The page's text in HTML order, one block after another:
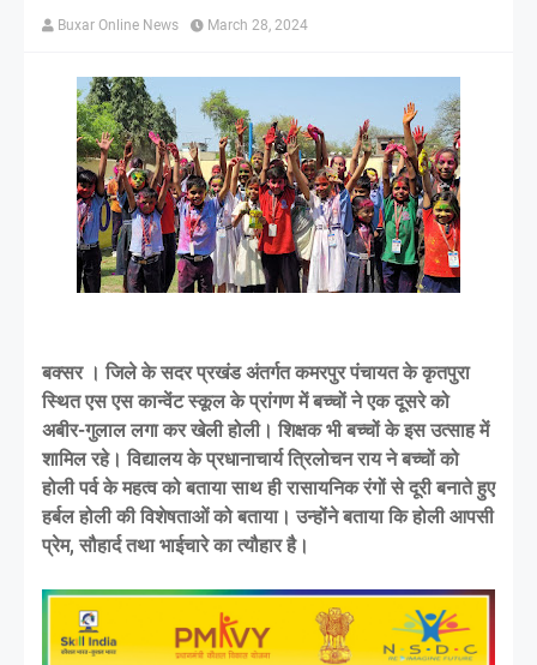
Buxar Online News March 28, 2024
बक्सर । जिले के सदर प्रखंड अंतर्गत कमरपुर पंचायत के कृतपुरा
स्थित एस एस कान्वेंट स्कूल के प्रांगण में बच्चों ने एक दूसरे को
अबीर-गुलाल लगा कर खेली होली। शिक्षक भी बच्चों के इस उत्साह में
शामिल रहे। विद्यालय के प्रधानाचार्य त्रिलोचन राय ने बच्चों को
होली पर्व के महत्व को बताया साथ ही रासायनिक रंगों से दूरी बनाते हुए
हर्बल होली की विशेषताओं को बताया। उन्होंने बताया कि होली आपसी
प्रेम, सौहार्द तथा भाईचारे का त्यौहार है।